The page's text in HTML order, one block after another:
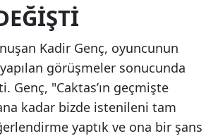
Hakkari
Isparta
Mersin
İstanbul
Kadir Genç, oyuncunun
görüşmeler sonucunda
Genç, "Caktas’ın geçmişte
kadar bizde istenileni tam
yaptık ve ona bir şans